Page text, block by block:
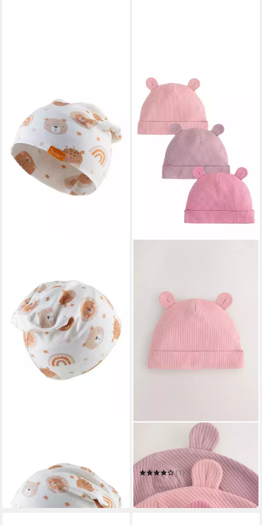
UVP19,99 €
-50%
in 4-5 Werktagen bei dir
Beanie Baby Beanie
Jerseymützen, 3er-Pack
(1)
11,00 €
in 2-3 Werktagen bei dir